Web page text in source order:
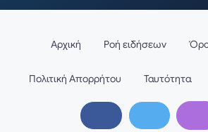
Αρχική Ροή ειδήσεων
Πολιτική Απορρήτου Ταυτότητα